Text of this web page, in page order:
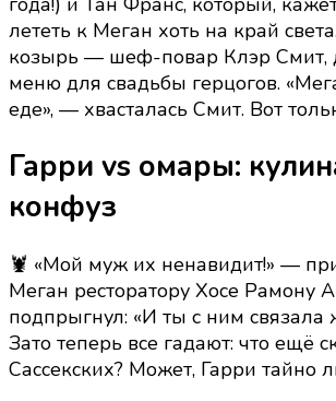
лететь к Меган хоть на край
козырь — шеф-повар Клэр Смит,
меню для свадьбы герцогов.
еде», — хвасталась Смит. Вот
Гарри vs омары:
конфуз
🦞 «Мой муж их ненавидит!» —
Меган ресторатору Хосе Рамону
подпрыгнул: «И ты с ним связала
Зато теперь все гадают: что ещё
Сассекских? Может, Гарри тайно